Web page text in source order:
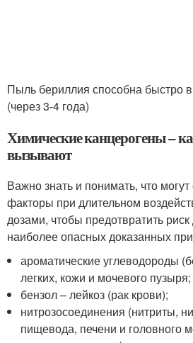
Пыль бериллия способна быстро
(через 3-4 года)
Химические канцерогены –
вызывают
Важно знать и понимать, что
факторы при длительном
дозами, чтобы предотвратить
наиболее опасных доказанных
ароматические углеводороды
легких, кожи и мочевого пузыря;
бензол – лейкоз (рак крови);
нитрозосоединения (нитриты,
пищевода, печени и головного